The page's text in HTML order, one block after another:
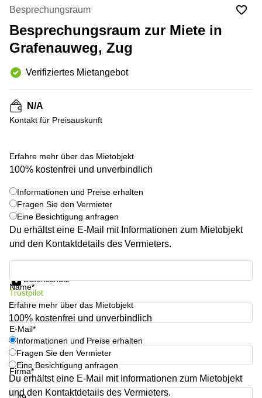
Lausanne
Coworking
Genf
Bern
Winterthur
Büro
Büro
mieten
Büro
mieten
Bern
Büro
Büro
mieten
Luzern
Business
Center
Zürich
Business
Center
Zug
40 Zürich
Gotthardstrasse
26 Zug
28 Zug
12 Zug
General-
6/8 Zug
Baarerstrasse
Grafenauweg
8 Zug
Teichgässlein
9 Basel
Zugerstrasse
32 Baar
Glärnischstrasse
13 Wil
Werftestrasse
4 Luzern
+ 4 bilder
Besprechungsraum
Besprechungsraum zur Miete in
Grafenauweg, Zug
Verifiziertes Mietangebot
N/A
Kontakt für Preisauskunft
Erfahre mehr über das Mietobjekt
100% kostenfrei und unverbindlich
Informationen und Preise erhalten
Fragen Sie den Vermieter
Eine Besichtigung anfragen
Du erhältst eine E-Mail mit Informationen zum Mietobjekt
und den Kontaktdetails des Vermieters.
Name*
E-Mail*
Firma*
Datenschutz
Trustpilot
Erfahre mehr über das Mietobjekt
100% kostenfrei und unverbindlich
Informationen und Preise erhalten
Fragen Sie den Vermieter
Eine Besichtigung anfragen
Du erhältst eine E-Mail mit Informationen zum Mietobjekt
und den Kontaktdetails des Vermieters.